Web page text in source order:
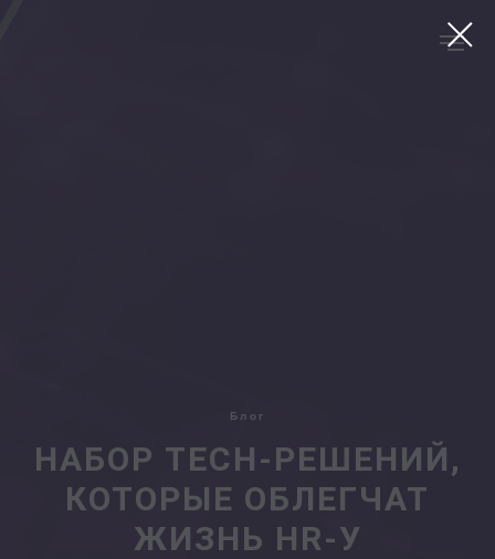
Блог
НАБОР TECH-РЕШЕНИЙ,
КОТОРЫЕ ОБЛЕГЧАТ
ЖИЗНЬ HR-У